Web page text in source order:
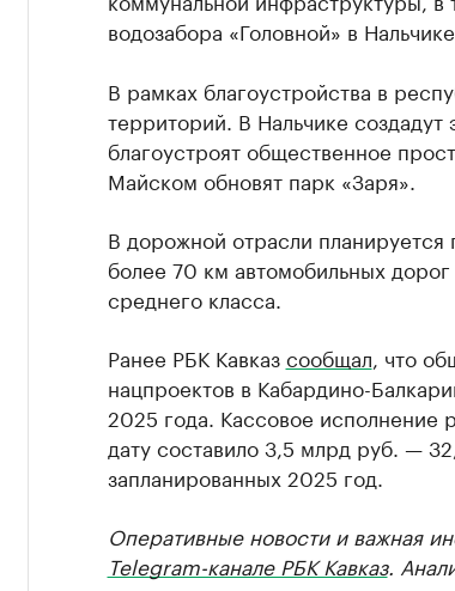
водозабора «Головной» в Нальчике.
В рамках благоустройства в
территорий. В Нальчике
благоустроят общественное
Майском обновят парк «Заря».
В дорожной отрасли
более 70 км автомобильных
среднего класса.
Ранее РБК Кавказсообщал , что
нацпроектов в Кабардино-
2025 года. Кассовое исполнение
дату составило 3,5 млрд руб. —
запланированных 2025 год.
Оперативные новости и важная
Telegram-канале РБК Кавказ.